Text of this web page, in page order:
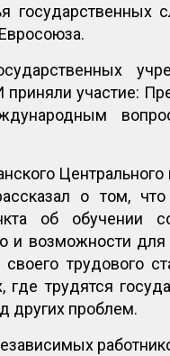
государственных
участие:
о том,
об обучении
и возможности
трудового
трудятся
других проблем.